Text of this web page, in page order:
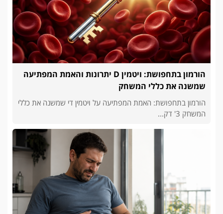
הורמון בתחפושת: ויטמין D יתרונות והאמת המפתיעה
שמשנה את כללי המשחק
הורמון בתחפושת: האמת המפתיעה על ויטמין די שמשנה את כללי
המשחק 3' דק...